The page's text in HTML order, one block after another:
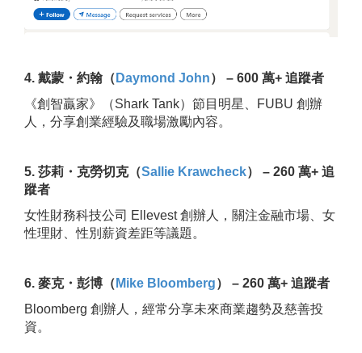
4. 戴蒙・約翰（ Daymond John） – 600 萬+ 追蹤者
《創智贏家》（Shark Tank）節目明星、FUBU 創辦
人，分享創業經驗及職場激勵內容。
5. 莎莉・克勞切克（Sallie Krawcheck） – 260 萬+ 追
蹤者
女性財務科技公司 Ellevest 創辦人，關注金融市場、女
性理財、性別薪資差距等議題。
6. 麥克・彭博（ Mike Bloomberg） – 260 萬+ 追蹤者
Bloomberg 創辦人，經常分享未來商業趨勢及慈善投
資。